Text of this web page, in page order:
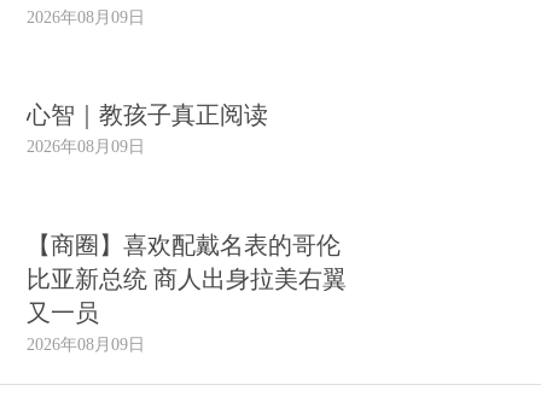
2026年08月09日
心智｜教孩子真正阅读
2026年08月09日
【商圈】喜欢配戴名表的哥伦
比亚新总统 商人出身拉美右翼
又一员
2026年08月09日